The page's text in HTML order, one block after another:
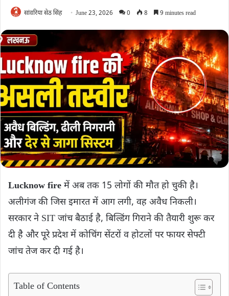
सांवरिया सेठ सिंह June 23, 2026 0 8 9 minutes read
Lucknow fire में अब तक 15 लोगों की मौत हो चुकी है।
अलीगंज की जिस इमारत में आग लगी, वह अवैध निकली।
सरकार ने SIT जांच बैठाई है, बिल्डिंग गिराने की तैयारी शुरू कर
दी है और पूरे प्रदेश में कोचिंग सेंटरों व होटलों पर फायर सेफ्टी
जांच तेज कर दी गई है।
Table of Contents